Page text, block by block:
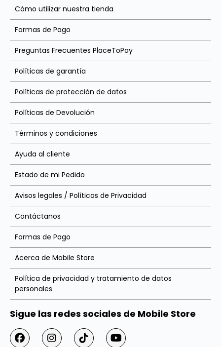
Cómo utilizar nuestra tienda
Formas de Pago
Preguntas Frecuentes PlaceToPay
Políticas de garantía
Políticas de protección de datos
Políticas de Devolución
Términos y condiciones
Ayuda al cliente
Estado de mi Pedido
Avisos legales / Políticas de Privacidad
Contáctanos
Formas de Pago
Acerca de Mobile Store
Política de privacidad y tratamiento de datos
personales
Sigue las redes sociales de Mobile Store